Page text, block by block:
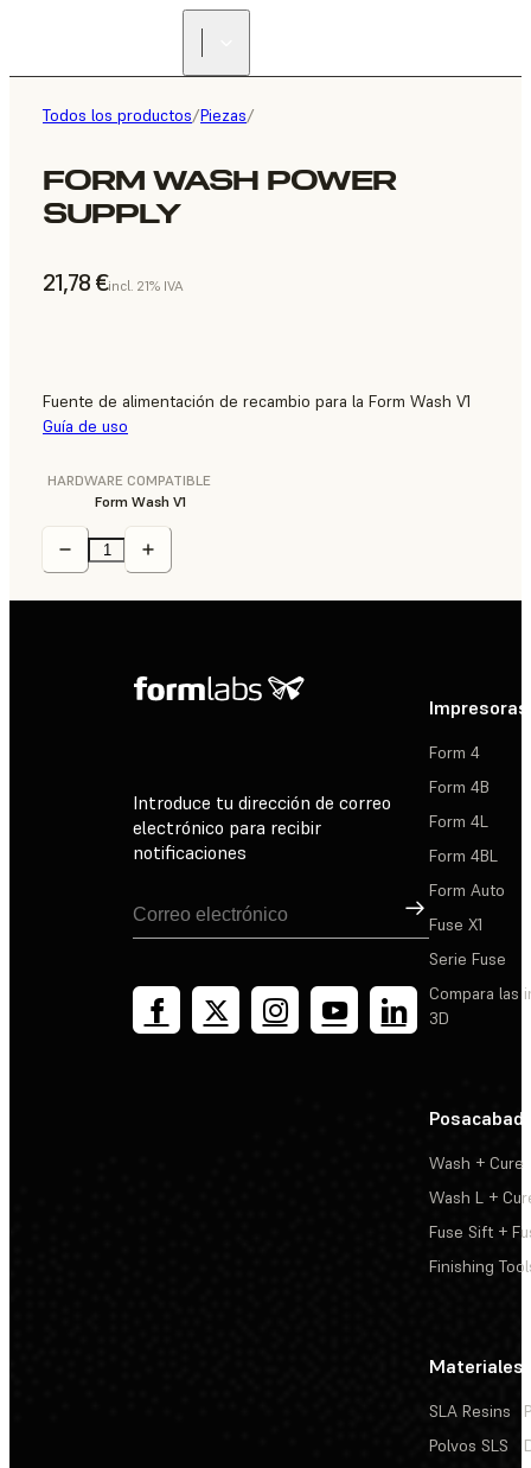
Todos los productos/Piezas/
FORM WASH POWER
SUPPLY
21,78 €incl. 21% IVA
Fuente de alimentación de recambio para la Form Wash V1
Guía de uso
HARDWARE COMPATIBLE
Form Wash V1
Introduce tu dirección de correo
electrónico para recibir
notificaciones
Suscribirse
Impresoras
Form 4
Form 4B
Form 4L
Form 4BL
Form Auto
Fuse X1
Serie Fuse
Compara las
3D
Wash + Cure
Wash L +
Fuse Sift +
Finishing
Materiales
SLA Resins
Polvos SLS